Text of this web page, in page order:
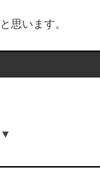
思います。
▼